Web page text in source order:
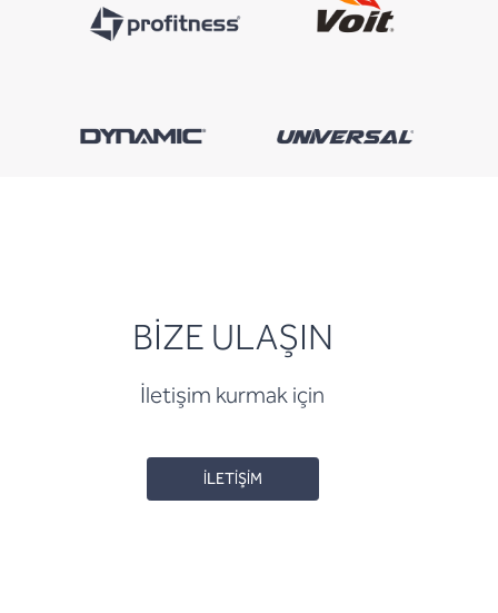
BİZE ULAŞIN
İletişim kurmak için
İLETİŞİM